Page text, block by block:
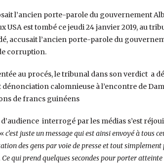
l’ancien porte-parole du gouvernement
USA est tombé ce jeudi 24 janvier 2019, au
accusait l’ancien porte-parole du
corruption.
au procés, le tribunal dans son verdict a
calomnieuse à l’encontre de
de francs guinéens
interrogé par les médias s’est
c’est juste un message qui est ainsi envoyé à tous
des gens par voie de presse et tout simplement
Ce qui prend quelques secondes pour porter